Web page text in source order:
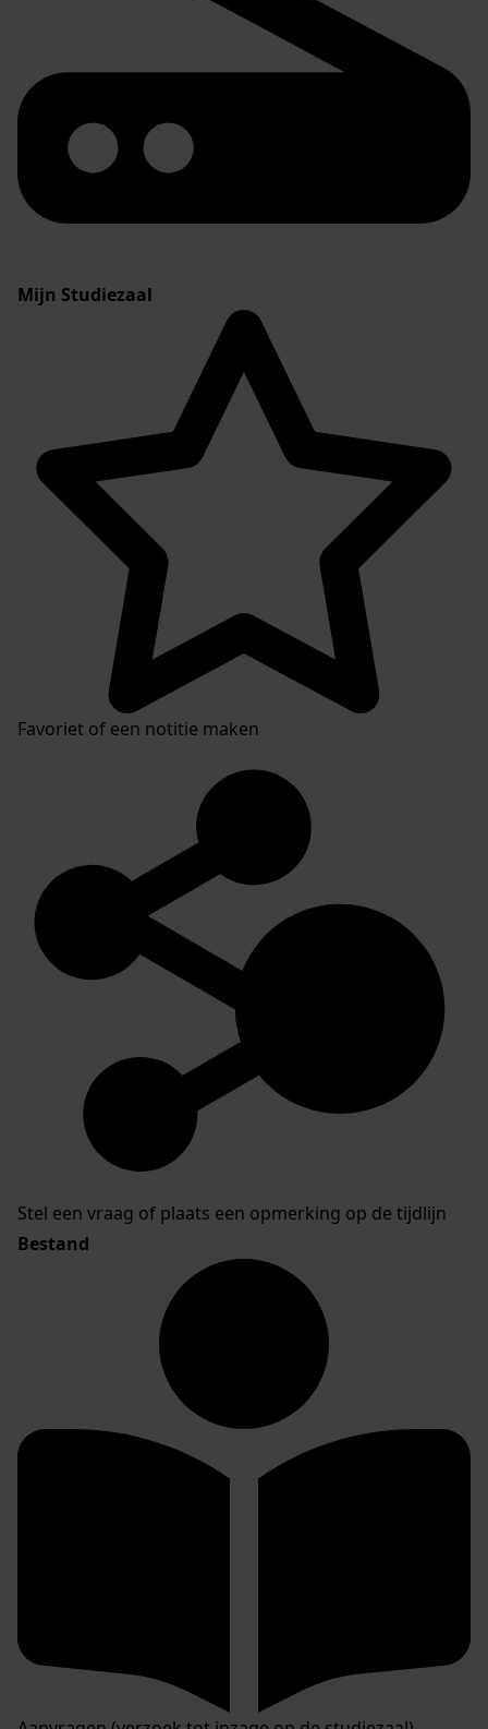
Mijn Studiezaal
Favoriet of een notitie maken
Stel een vraag of plaats een opmerking op de tijdlijn
Bestand